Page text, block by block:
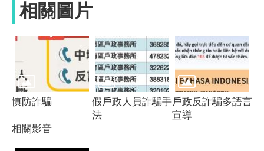
相關圖片
慎防詐騙
假戶政人員詐騙手
法
戶政反詐騙多語言
宣導
相關影音